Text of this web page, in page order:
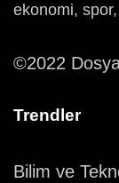
ekonomi,
©2022
Trendler
Bilim ve